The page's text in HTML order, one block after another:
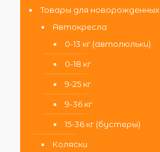
Товары для новорожденных
Автокресла
0-13 кг (автолюльки)
0-18 кг
9-25 кг
9-36 кг
15-36 кг (бустеры)
Коляски